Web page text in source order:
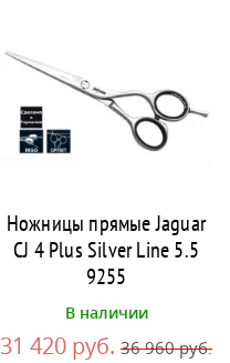
Ножницы прямые Jaguar
CJ 4 Plus Silver Line 5.5
9255
В наличии
31 420 руб. 36 960 руб.